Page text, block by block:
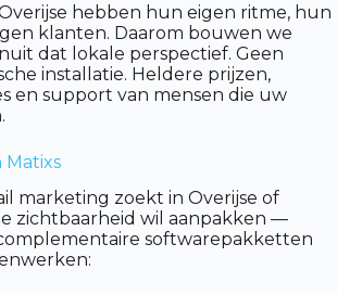
hebben hun eigen ritme, hun
klanten. Daarom bouwen we
dat lokale perspectief. Geen
installatie. Heldere prijzen,
en support van mensen die uw
Matixs
marketing zoekt in Overijse of
zichtbaarheid wil aanpakken —
softwarepakketten